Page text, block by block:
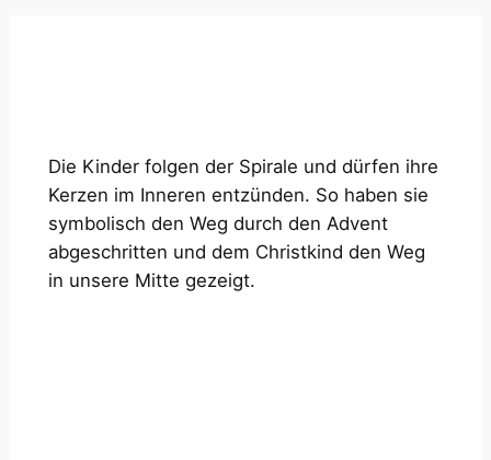
Die Kinder folgen der Spirale und dürfen ihre
Kerzen im Inneren entzünden. So haben sie
symbolisch den Weg durch den Advent
abgeschritten und dem Christkind den Weg
in unsere Mitte gezeigt.